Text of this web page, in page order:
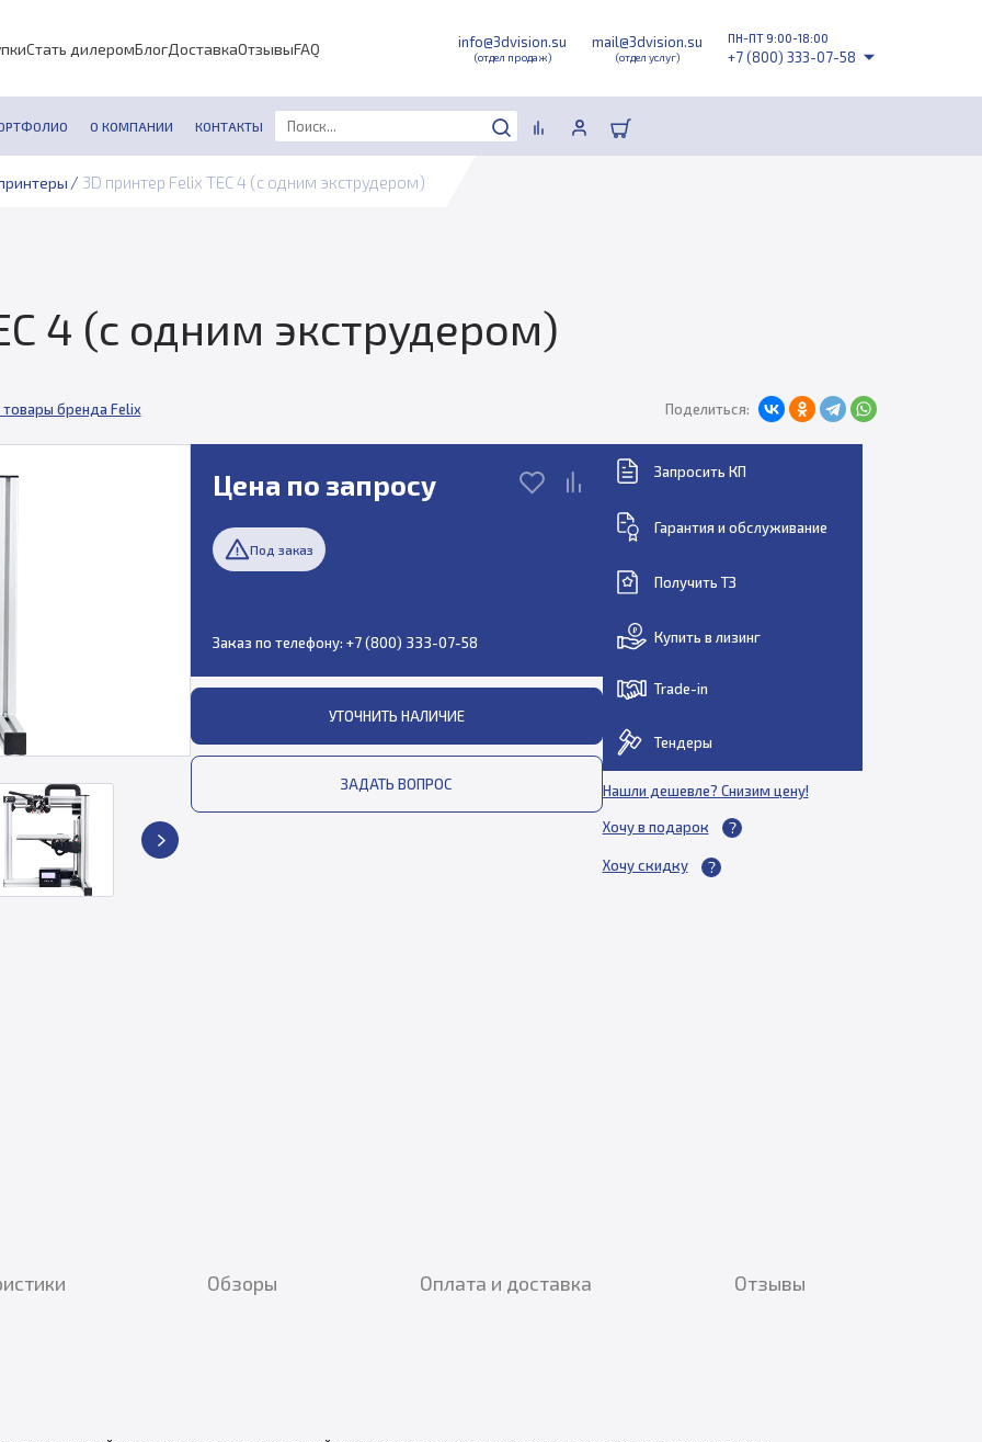
Стать дилеромБлогДоставкаОтзывыFAQ info@3dvision.su
(отдел продаж)
mail@3dvision.su
(отдел услуг)
ПН-ПТ 9:00-18:00
+7 (800) 333-07-58
О КОМПАНИИ КОНТАКТЫ
/ 3D принтер Felix TEC 4 (с одним экструдером)
4 (с одним экструдером)
товары бренда Felix Поделиться:
Цена по запросу
Под заказ
Заказ по телефону: +7 (800) 333-07-58
УТОЧНИТЬ НАЛИЧИЕ
ЗАДАТЬ ВОПРОС
Запросить КП
Гарантия и обслуживание
Получить ТЗ
Купить в лизинг
Trade-in
Тендеры
Нашли дешевле? Снизим цену!
Хочу в подарок
Хочу скидку
Обзоры Оплата и доставка Отзывы